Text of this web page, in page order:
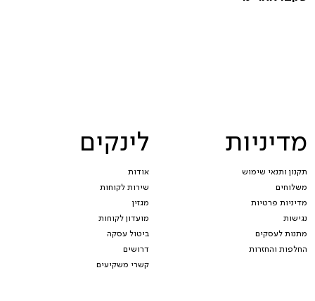
מדיניות
תקנון ותנאי שימוש
משלוחים
מדיניות פרטיות
נגישות
מתנות לעסקים
החלפות והחזרות
לינקים
אודות
שירות לקוחות
מגזין
מועדון לקוחות
ביטול עסקה
דרושים
קשרי משקיעים